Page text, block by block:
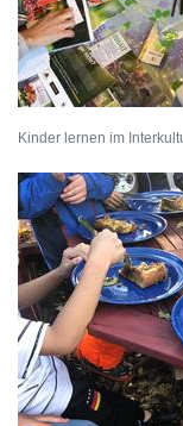
Kinder lernen im